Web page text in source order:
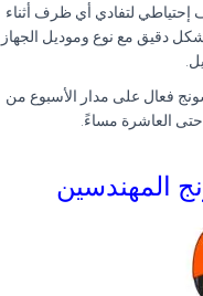
إحتياطي لتفادي أي ظرف أثناء
دقيق مع نوع وموديل الجهاز
فعال على مدار الأسبوع من
العاشرة مساءً.
المهندسين